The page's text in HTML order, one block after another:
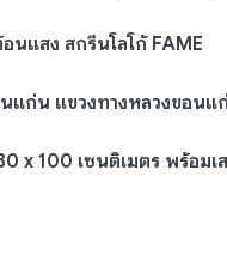
แสง สกรีนโลโก้ FAME
นแก่น แขวงทางหลวงขอนแ
x 100 เซนติเมตร พร้อมเ